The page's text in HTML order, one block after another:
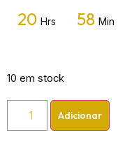
20 Hrs 58 Min
10 em stock
Adicionar